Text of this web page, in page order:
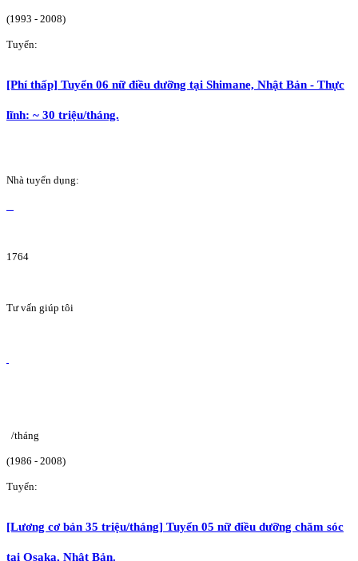
(1993 - 2008)
Tuyển:
[Phí thấp] Tuyển 06 nữ điều dưỡng tại Shimane, Nhật Bản - Thực
lĩnh: ~ 30 triệu/tháng.
Nhà tuyển dụng:
1764
Tư vấn giúp tôi
/tháng
(1986 - 2008)
Tuyển:
[Lương cơ bản 35 triệu/tháng] Tuyển 05 nữ điều dưỡng chăm sóc
tại Osaka, Nhật Bản.